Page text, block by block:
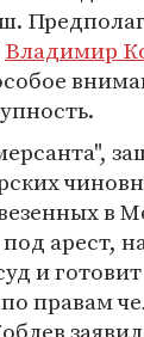
Владимир
в
арест,
и
правам